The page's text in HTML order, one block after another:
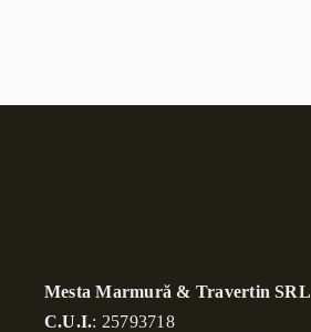
Mesta Marmură & Travertin SRL
C.U.I.: 25793718